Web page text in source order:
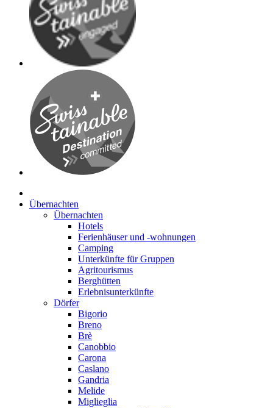
Übernachten
Übernachten
Hotels
Ferienhäuser und -wohnungen
Camping
Unterkünfte für Gruppen
Agritourismus
Berghütten
Erlebnisunterkünfte
Dörfer
Bigorio
Breno
Brè
Canobbio
Carona
Caslano
Gandria
Melide
Miglieglia